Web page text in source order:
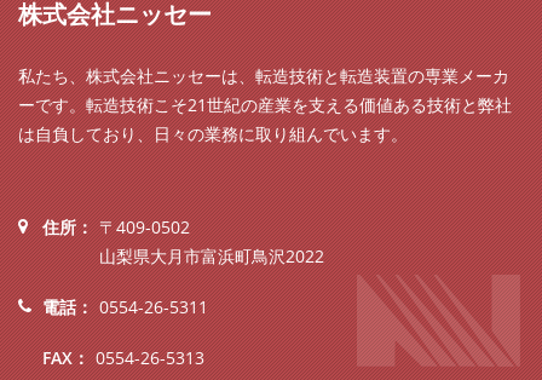
株式会社ニッセー
私たち、株式会社ニッセーは、転造技術と転造装置の専業メーカ
ーです。転造技術こそ21世紀の産業を支える価値ある技術と弊社
は自負しており、日々の業務に取り組んでいます。
住所： 〒409-0502
山梨県大月市富浜町鳥沢2022
電話： 0554-26-5311
FAX： 0554-26-5313